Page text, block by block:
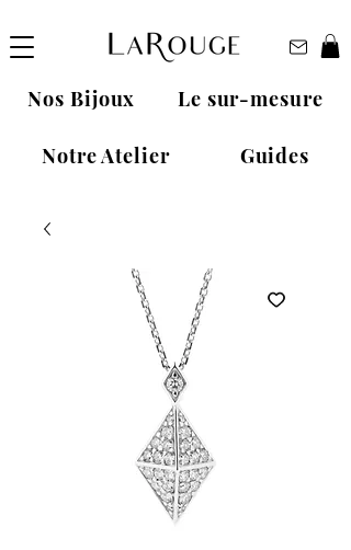
Nos Bijoux Le sur-mesure
Notre Atelier Guides